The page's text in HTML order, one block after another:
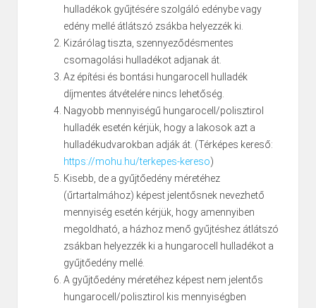
hulladékok gyűjtésére szolgáló edénybe vagy
edény mellé átlátszó zsákba helyezzék ki.
Kizárólag tiszta, szennyeződésmentes
csomagolási hulladékot adjanak át.
Az építési és bontási hungarocell hulladék
díjmentes átvételére nincs lehetőség.
Nagyobb mennyiségű hungarocell/polisztirol
hulladék esetén kérjük, hogy a lakosok azt a
hulladékudvarokban adják át. (Térképes kereső:
https://mohu.hu/terkepes-kereso)
Kisebb, de a gyűjtőedény méretéhez
(űrtartalmához) képest jelentősnek nevezhető
mennyiség esetén kérjük, hogy amennyiben
megoldható, a házhoz menő gyűjtéshez átlátszó
zsákban helyezzék ki a hungarocell hulladékot a
gyűjtőedény mellé.
A gyűjtőedény méretéhez képest nem jelentős
hungarocell/polisztirol kis mennyiségben